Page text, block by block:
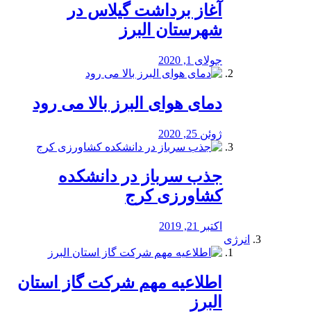
آغاز برداشت گیلاس در
شهرستان البرز
جولای 1, 2020
دمای هوای البرز بالا می رود
ژوئن 25, 2020
جذب سرباز در دانشکده
کشاورزی کرج
اکتبر 21, 2019
انرژی
️اطلاعیه مهم شرکت گاز استان
البرز